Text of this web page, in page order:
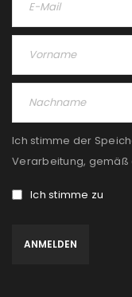
Ich stimme der
Verarbeitung, gemäß
Ich stimme zu